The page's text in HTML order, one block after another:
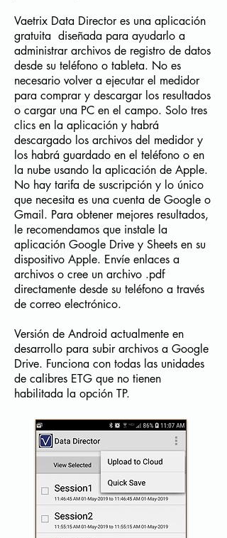
Vaetrix Data Director es una aplicación
gratuita diseñada para ayudarlo a
administrar archivos de registro de datos
desde su teléfono o tableta. No es
necesario volver a ejecutar el medidor
para comprar y descargar los resultados
o cargar una PC en el campo. Solo tres
clics en la aplicación y habrá
descargado los archivos del medidor y
los habrá guardado en el teléfono o en
la nube usando la aplicación de Apple.
No hay tarifa de suscripción y lo único
que necesita es una cuenta de Google o
Gmail. Para obtener mejores resultados,
le recomendamos que instale la
aplicación Google Drive y Sheets en su
dispositivo Apple. Envíe enlaces a
archivos o cree un archivo .pdf
directamente desde su teléfono a través
de correo electrónico.
Versión de Android actualmente en
desarrollo para subir archivos a Google
Drive. Funciona con todas las unidades
de calibres ETG que no tienen
habilitada la opción TP.